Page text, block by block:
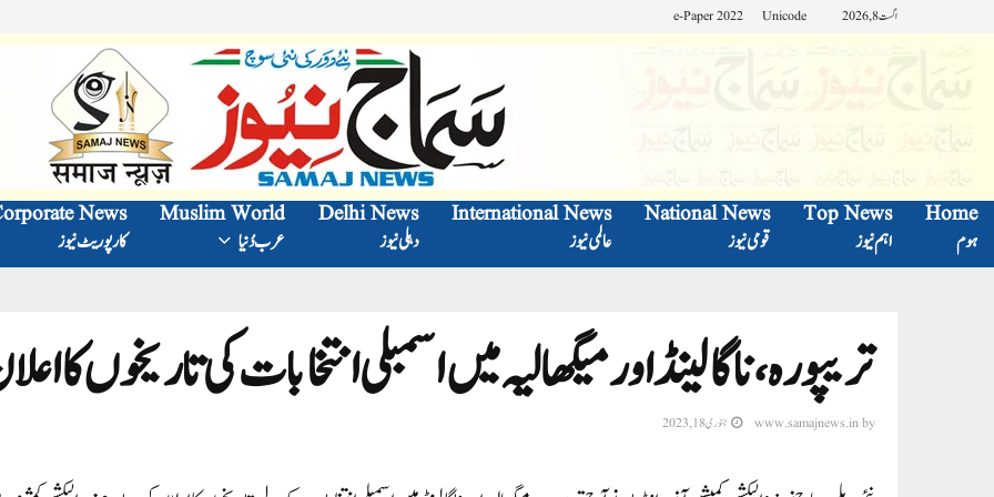
اگست 8, 2026 Unicode
e-Paper 2022
Home
ہوم
Top News
اہم نیوز
National News
قومی نیوز
International News
عالمی نیوز
Delhi News
دہلی نیوز
Muslim World
عرب دُنیا
News
کارپوریٹ نیوز
تریپورہ، ناگالینڈ اور میگھالیہ میں اسمبلی انتخابات کی تاریخوں
by
www.samajnews.in جنوری 18, 2023